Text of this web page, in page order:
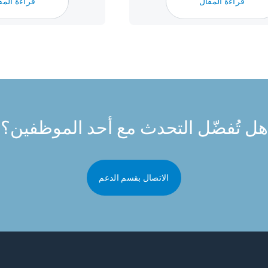
هل تُفضّل التحدث مع أحد الموظفين؟
الاتصال بقسم الدعم